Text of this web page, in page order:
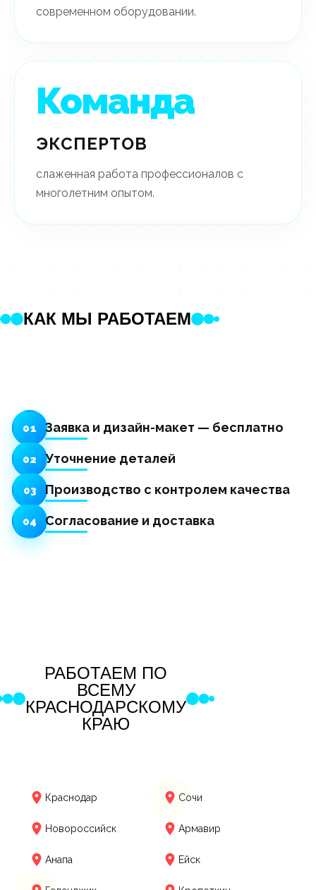
современном оборудовании.
Команда
ЭКСПЕРТОВ
слаженная работа профессионалов с
многолетним опытом.
КАК МЫ РАБОТАЕМ
01 Заявка и дизайн-макет — бесплатно
02 Уточнение деталей
03 Производство с контролем качества
04 Согласование и доставка
РАБОТАЕМ ПО
ВСЕМУ
КРАСНОДАРСКОМУ
КРАЮ
Краснодар Сочи
Новороссийск Армавир
Анапа Ейск